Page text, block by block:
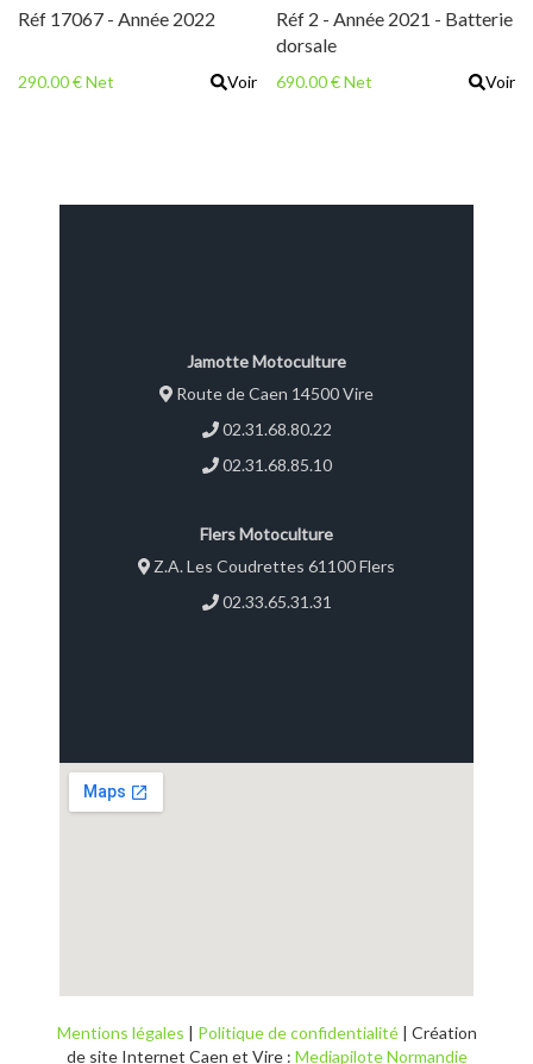
300
Réf 17067 - Année 2022
290.00 € Net Voir
Réf 2 - Année 2021 - Batterie
dorsale
690.00 € Net Voir
Jamotte Motoculture
Route de Caen 14500 Vire
02.31.68.80.22
02.31.68.85.10
Flers Motoculture
Z.A. Les Coudrettes 61100 Flers
02.33.65.31.31
Mentions légales | Politique de confidentialité| Création
de site Internet Caen et Vire : Mediapilote Normandie